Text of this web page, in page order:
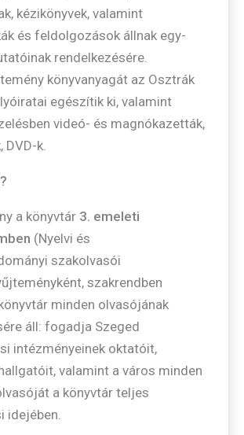
kézikönyvek, valamint
és feldolgozások állnak egy-
rendelkezésére.
könyvanyagát az Osztrák
egészítik ki, valamint
videó- és magnókazetták,
DVD-k.
a könyvtár 3. emeleti
(Nyelvi és
szakolvasói
szakrendben
minden olvasójának
áll: fogadja Szeged
intézményeinek oktatóit,
valamint a város minden
a könyvtár teljes
idejében.